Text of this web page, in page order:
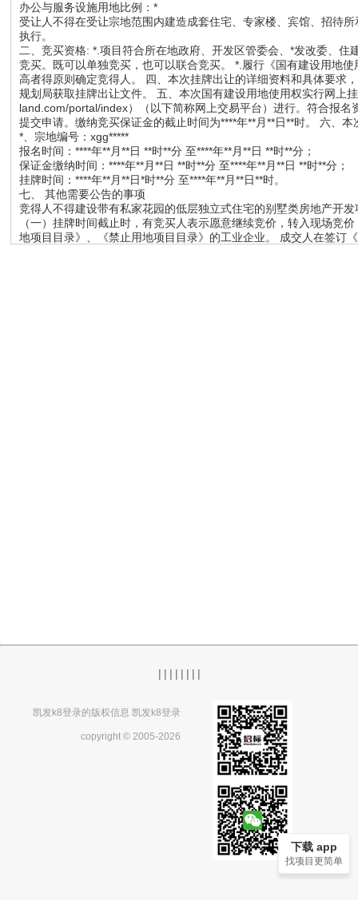
下载 app
找项目更简单
办公与服务设施用地比例：*
受让人不得在受让宗地范围内建造成套住宅、专家楼、宾馆、招待
执行。
二、竞买资格: *.项目符合所在地政府、开发区管委会、*发改委、
竞买。既可以单独竞买，也可以联合竞买。 *.履行《国有建设用地
高者得原则确定竞得人。 四、本次挂牌出让的详细资料和具体要求
规划局获取挂牌出让文件。 五、本次国有建设用地使用权实行网上
land.com/portal/index）（以下简称网上交易平台）进行。符合报
提交申请。缴纳竞买保证金的截止时间为****年**月**日**时。 六、
*、宗地编号：xgg*****
报名时间：****年**月**日 **时**分 至****年**月**日 **时**分；
保证金缴纳时间：****年**月**日 **时**分 至****年**月**日 **时**分；
挂牌时间：****年**月**日*时**分 至****年**月**日**时。
七、 其他需要公告的事项
竞得人不得建设带有私家花园的低层独立式住宅的别墅类房地产开发
（一）挂牌时间截止时，有竞买人表示愿意继续竞价，转入现场竞
地项目目录》、《禁止用地项目目录》的工业企业。 成交人在签订
| | | | | | | |
凯发k8登录的版权信息 凯发k8登录
copyright © 2005-2026